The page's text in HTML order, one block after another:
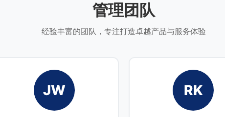
管理团队
经验丰富的团队，专注打造卓越产品与服务体验
JW RK